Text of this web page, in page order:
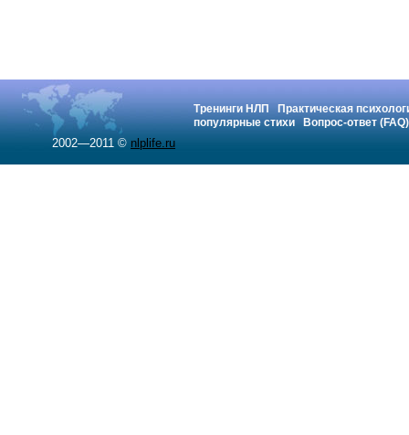
Тренинги НЛП
Практическая
популярные стихи
Вопрос-ответ (FAQ)
2002—2011 © nlplife.ru